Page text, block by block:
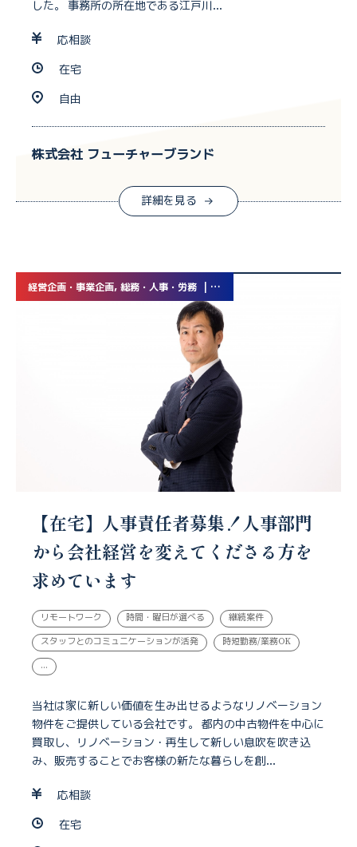
した。 事務所の所在地である江戸川...
応相談
在宅
自由
株式会社 フューチャーブランド
詳細を見る
経営企画・事業企画, 総務・人事・労務 | 業務委託
【在宅】人事責任者募集！人事部門
から会社経営を変えてくださる方を
求めています
リモートワーク 時間・曜日が選べる 継続案件
スタッフとのコミュニケーションが活発 時短勤務/業務OK
...
当社は家に新しい価値を生み出せるようなリノベーション
物件をご提供している会社です。 都内の中古物件を中心に
買取し、リノベーション・再生して新しい息吹を吹き込
み、販売することでお客様の新たな暮らしを創...
応相談
在宅